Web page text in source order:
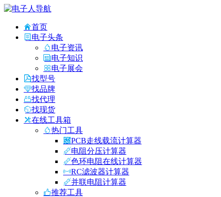
首页
电子头条
电子资讯
电子知识
电子展会
找型号
找品牌
找代理
找现货
在线工具箱
热门工具
PCB走线载流计算器
电阻分压计算器
色环电阻在线计算器
RC滤波器计算器
并联电阻计算器
推荐工具